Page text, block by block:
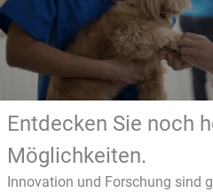
Entdecken Sie noch
Möglichkeiten.
Innovation und Forschung sind